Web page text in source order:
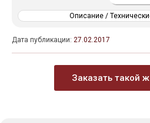
Описание /
Дата публикации: 27.02.2017
Заказать такой